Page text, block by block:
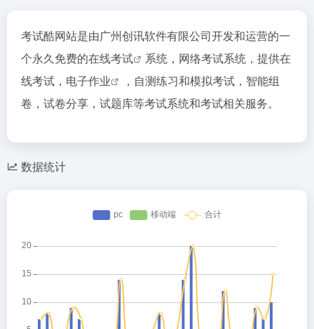
考试酷网站是由广州创讯软件有限公司开发和运营的一
个永久免费的在线考试
系统，网络考试系统，提供在
线考试， 电子作业
，自测练习和模拟考试，智能组
卷，试卷分享，试题库等考试系统和考试相关服务。
数据统计